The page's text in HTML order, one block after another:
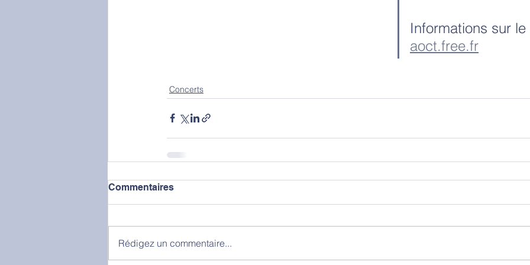
Informations sur
aoct.free.fr
Concerts
Commentaires
Rédigez un commentaire...